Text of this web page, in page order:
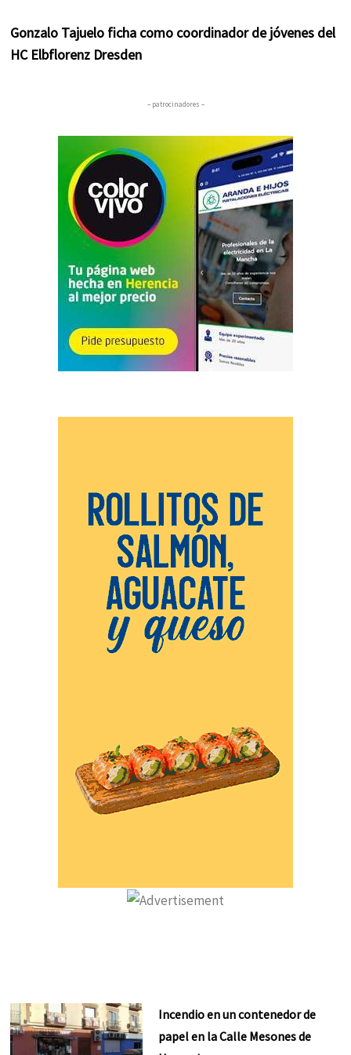
Gonzalo Tajuelo ficha como coordinador de jóvenes del
HC Elbflorenz Dresden
– patrocinadores –
Incendio en un contenedor de
papel en la Calle Mesones de